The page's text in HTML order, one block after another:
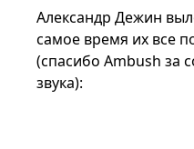
Александр Дежин
самое время их все
(спасибо Ambush за
звука):